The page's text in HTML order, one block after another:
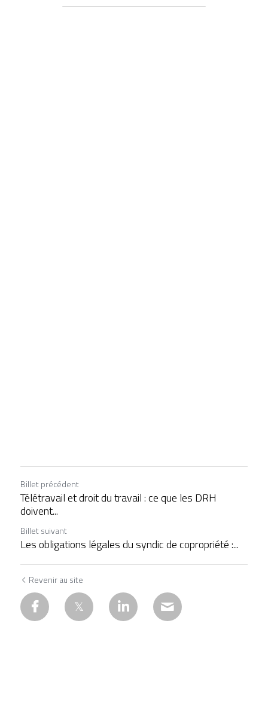
Billet précédent
Télétravail et droit du travail : ce que les DRH
doivent...
Billet suivant
Les obligations légales du syndic de copropriété :...
Revenir au site